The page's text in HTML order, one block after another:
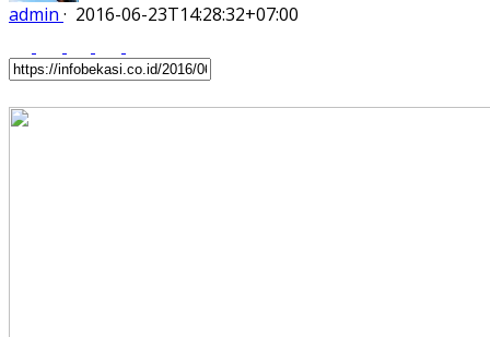
admin · 2016-06-23T14:28:32+07:00